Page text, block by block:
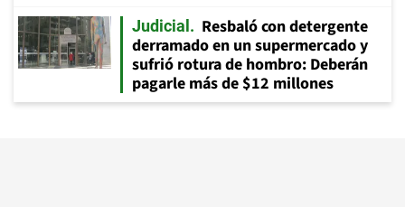
Judicial
Resbaló con detergente
derramado en un supermercado y
sufrió rotura de hombro: Deberán
pagarle más de $12 millones